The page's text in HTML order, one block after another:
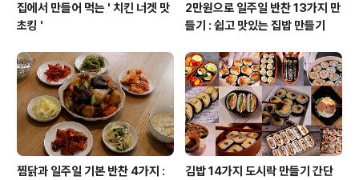
집에서 만들어 먹는 ' 치킨 너겟 맛
초킹 '
2만원으로 일주일 반찬 13가지 만
들기 : 쉽고 맛있는 집밥 만들기
찜닭과 일주일 기본 반찬 4가지 :
김밥 14가지 도시락 만들기 간단